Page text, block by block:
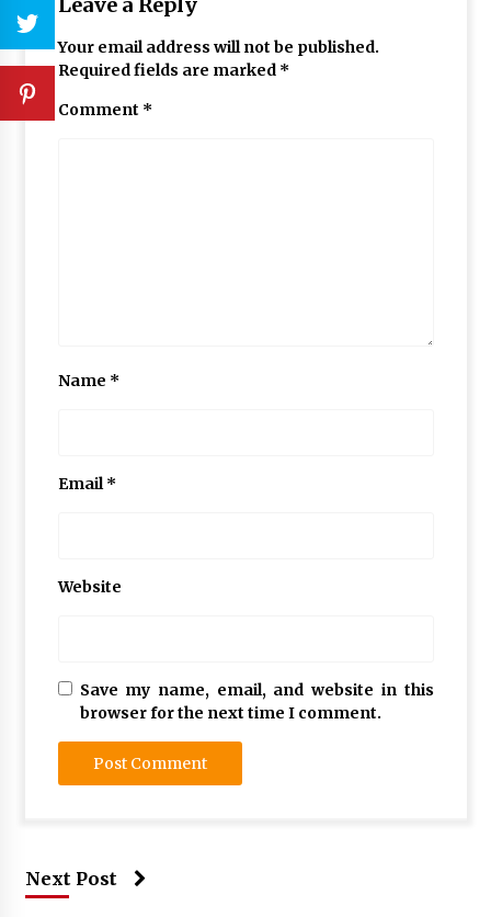
Your email address will not be published.
Required fields are marked *
Comment *
Name *
Email*
Website
Save my name, email, and website in this
browser for the next time I comment.
Next Post